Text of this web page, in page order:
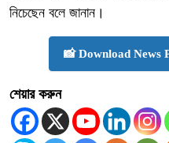
নিচেছেন বলে জানান।
📸 Download News
শেয়ার করুন